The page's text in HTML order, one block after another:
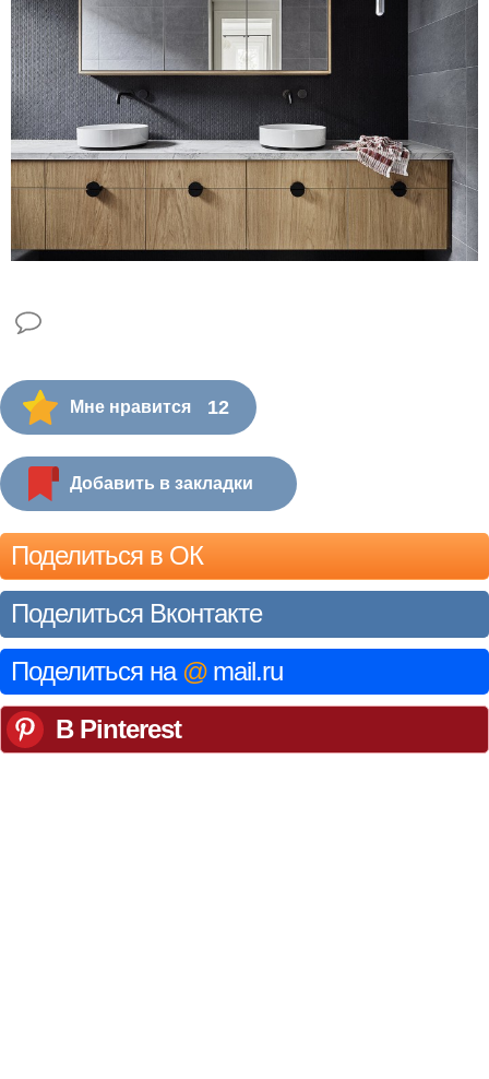
Мне нравится 12
Добавить в закладки
Поделиться в ОК
Поделиться Вконтакте
Поделиться на @ mail.ru
В Pinterest